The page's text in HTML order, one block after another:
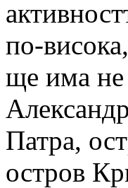
по-
ще има
Патра,
остров